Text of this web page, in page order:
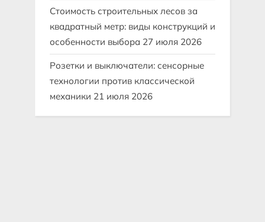
Стоимость строительных лесов за
квадратный метр: виды конструкций и
особенности выбора 27 июля 2026
Розетки и выключатели: сенсорные
технологии против классической
механики 21 июля 2026